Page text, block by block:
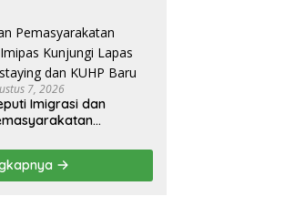
Daerah
7, 2026
Imigrasi dan
Lapas Batam,
Overstaying dan
Baru